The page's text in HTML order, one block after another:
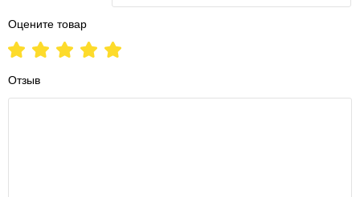
Оцените товар
Отзыв